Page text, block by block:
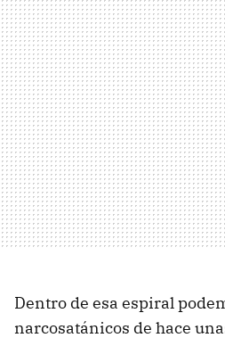
Dentro de esa espiral
narcosatánicos de hace